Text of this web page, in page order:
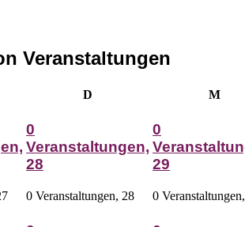
Veranstaltungen
D M
0
Veranstaltungen,
28
0 Veranstaltungen, 28
0
29
0